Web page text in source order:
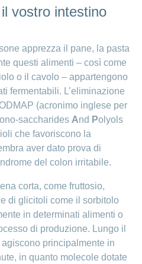
vostro intestino
apprezza il pane, la pasta
questi alimenti – così come
o il cavolo – appartengono
fermentabili. L’eliminazione
(acronimo inglese per
ono-saccharides And Polyols
che favoriscono la
aver dato prova di
del colon irritabile.
corta, come fruttosio,
di glicitoli come il sorbitolo
in determinati alimenti o
di produzione. Lungo il
principalmente in
in quanto molecole dotate